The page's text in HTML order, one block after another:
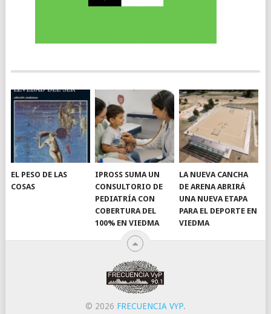
EL PESO DE LAS
COSAS
IPROSS SUMA UN
CONSULTORIO DE
PEDIATRÍA CON
COBERTURA DEL
100% EN VIEDMA
LA NUEVA CANCHA
DE ARENA ABRIRÁ
UNA NUEVA ETAPA
PARA EL DEPORTE EN
VIEDMA
© 2026 FRECUENCIA VYP.